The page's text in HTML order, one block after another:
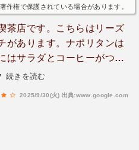
作権で保護されている場合があります。
茶店です。こちらはリーズ
があります。ナポリタンは
はサラダとコーヒーがつい
ではありますが、ケーキも
続きを読む
2025/9/30(火) 出典:www.google.com